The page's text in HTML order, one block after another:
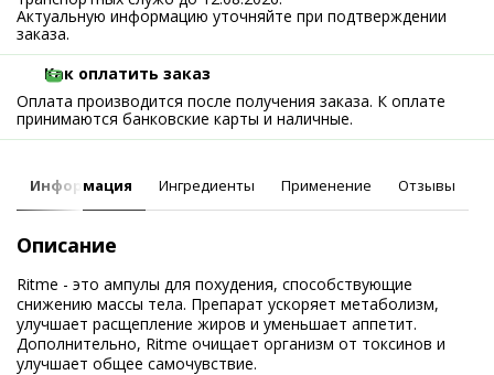
Актуальную информацию уточняйте при подтверждении
заказа.
Как оплатить заказ
Оплата производится после получения заказа. К оплате
принимаются банковские карты и наличные.
Информация Ингредиенты Применение Отзывы
Описание
Ritme - это ампулы для похудения, способствующие
снижению массы тела. Препарат ускоряет метаболизм,
улучшает расщепление жиров и уменьшает аппетит.
Дополнительно, Ritme очищает организм от токсинов и
улучшает общее самочувствие.